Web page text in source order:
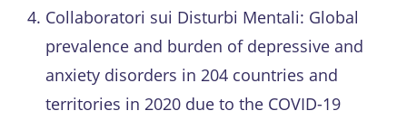
Collaboratori sui Disturbi Mentali: Global
prevalence and burden of depressive and
anxiety disorders in 204 countries and
territories in 2020 due to the COVID-19